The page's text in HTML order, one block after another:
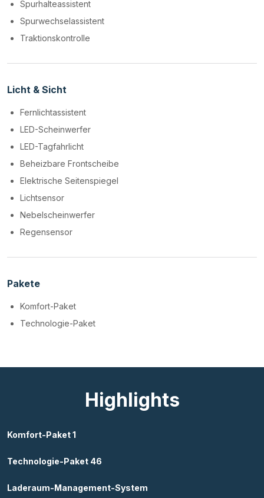
Spurhalteassistent
Spurwechselassistent
Traktionskontrolle
Licht & Sicht
Fernlichtassistent
LED-Scheinwerfer
LED-Tagfahrlicht
Beheizbare Frontscheibe
Elektrische Seitenspiegel
Lichtsensor
Nebelscheinwerfer
Regensensor
Pakete
Komfort-Paket
Technologie-Paket
Highlights
Komfort-Paket 1
Technologie-Paket 46
Laderaum-Management-System